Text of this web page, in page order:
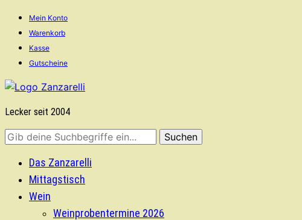
Mein Konto
Warenkorb
Kasse
Gutscheine
Lecker seit 2004
Das Zanzarelli
Mittagstisch
Wein
Weinprobentermine 2026